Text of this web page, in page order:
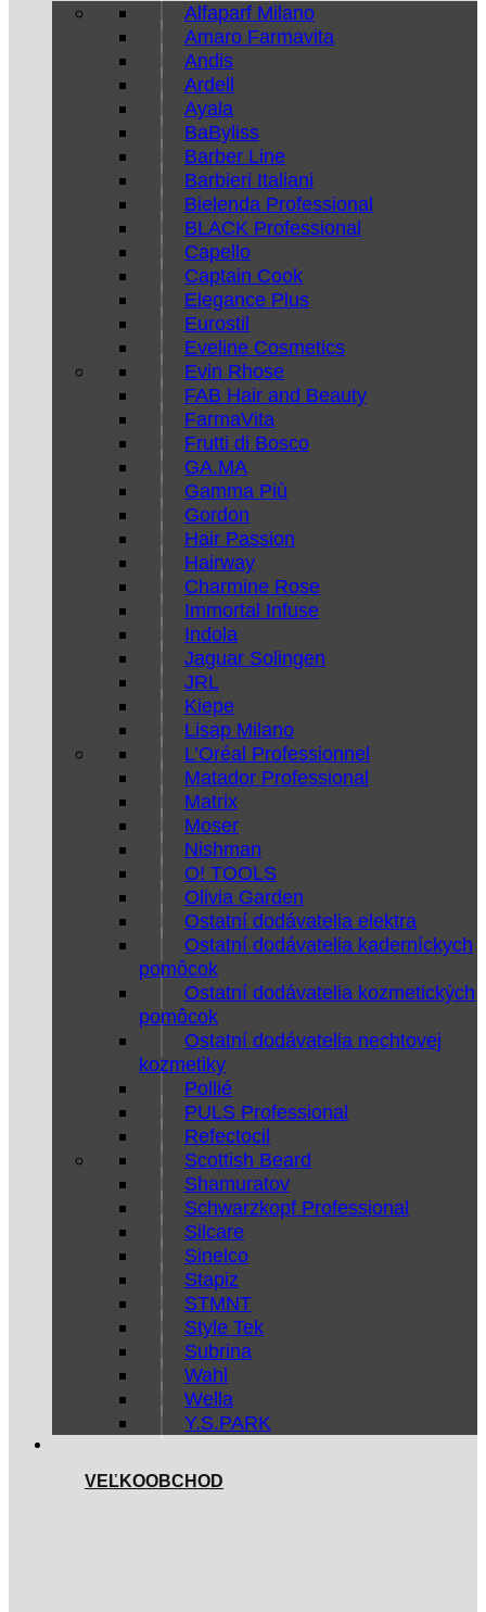
Alfaparf Milano
Amaro Farmavita
Andis
Ardell
Ayala
BaByliss
Barber Line
Barbieri Italiani
Bielenda Professional
BLACK Professional
Capello
Captain Cook
Elegance Plus
Eurostil
Eveline Cosmetics
Evin Rhose
FAB Hair and Beauty
FarmaVita
Frutti di Bosco
GA.MA
Gamma Più
Gordon
Hair Passion
Hairway
Charmine Rose
Immortal Infuse
Indola
Jaguar Solingen
JRL
Kiepe
Lisap Milano
L’Oréal Professionnel
Matador Professional
Matrix
Moser
Nishman
O! TOOLS
Olivia Garden
Ostatní dodávatelia elektra
Ostatní dodávatelia kaderníckych
pomôcok
Ostatní dodávatelia kozmetických
pomôcok
Ostatní dodávatelia nechtovej
kozmetiky
Pollié
PULS Professional
Refectocil
Scottish Beard
Shamuratov
Schwarzkopf Professional
Silcare
Sinelco
Stapiz
STMNT
Style Tek
Subrina
Wahl
Wella
Y.S.PARK
VEĽKOOBCHOD